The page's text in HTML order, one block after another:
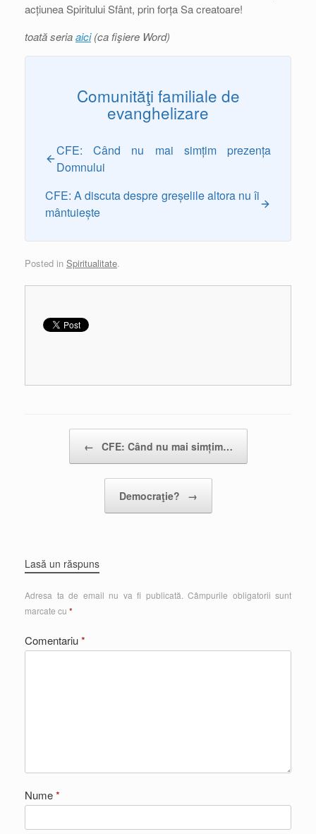
acțiunea Spiritului Sfânt, prin forța Sa creatoare!
toată seriaaici(ca fişiere Word)
Comunităţi familiale de
evanghelizare
CFE: Când nu mai simțim prezența
Domnului
CFE: A discuta despre greșelile altora nu îi
mântuiește
Posted in Spiritualitate.
← CFE: Când nu mai simțim…
Democraţie? →
Lasă un răspuns
Adresa ta de email nu va fi publicată. Câmpurile obligatorii sunt
marcate cu *
Comentariu*
Nume*